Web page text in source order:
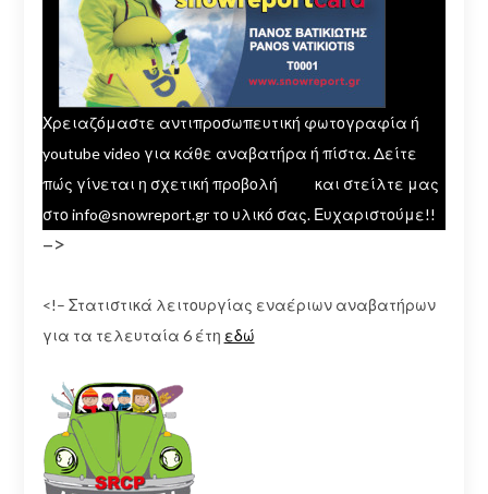
Χρειαζόμαστε αντιπροσωπευτική φωτογραφία ή
youtube video για κάθε αναβατήρα ή πίστα. Δείτε
πώς γίνεται η σχετική προβολή
και στείλτε μας
στο info@snowreport.gr το υλικό σας. Ευχαριστούμε!!
–>
<!– Στατιστικά λειτουργίας εναέριων αναβατήρων
για τα τελευταία 6 έτη εδώ